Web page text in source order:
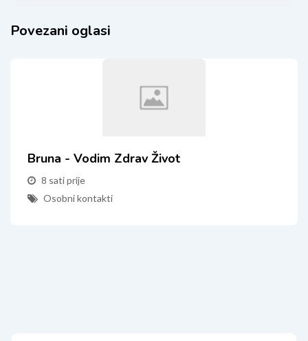
Povezani oglasi
Bruna - Vodim Zdrav Život
8 sati prije
Osobni kontakti